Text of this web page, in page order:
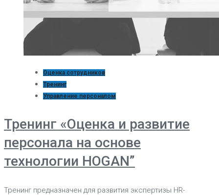
Оценка сотрудников
Тренинг
Управление персоналом
Тренинг «Оценка и развитие
персонала на основе
технологии HOGAN”
Тренинг предназначен для развития экспертизы HR-